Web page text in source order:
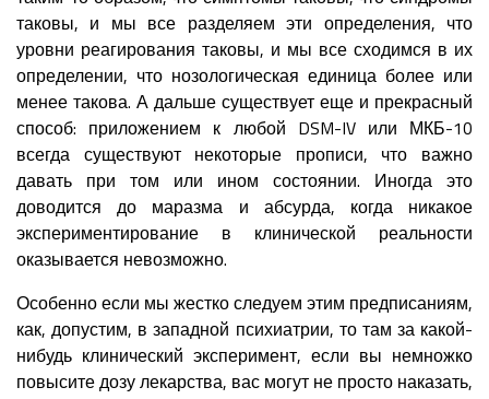
таковы, и мы все разделяем эти определения, что
уровни реагирования таковы, и мы все сходимся в их
определении, что нозологическая единица более или
менее такова. А дальше существует еще и прекрасный
способ: приложением к любой DSM-IV или МКБ-10
всегда существуют некоторые прописи, что важно
давать при том или ином состоянии. Иногда это
доводится до маразма и абсурда, когда никакое
экспериментирование в клинической реальности
оказывается невозможно.
Особенно если мы жестко следуем этим предписаниям,
как, допустим, в западной психиатрии, то там за какой-
нибудь клинический эксперимент, если вы немножко
повысите дозу лекарства, вас могут не просто наказать,